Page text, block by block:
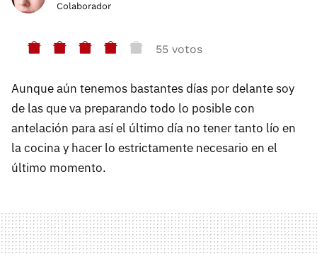
Colaborador
55 votos
Aunque aún tenemos bastantes días por delante soy
de las que va preparando todo lo posible con
antelación para así el último día no tener tanto lío en
la cocina y hacer lo estrictamente necesario en el
último momento.